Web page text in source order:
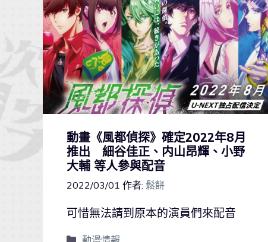
動畫《風都偵探》確定2022年8月
推出 細谷佳正、内山昂輝、小野
大輔 等人參與配音
2022/03/01 作者: 鬆餅
可惜無法請到原本的演員們來配音
動漫情報